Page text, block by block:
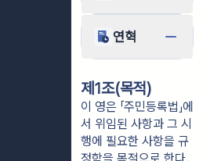
연혁
제1조(목적)
이 영은 「주민등록법」에
서 위임된 사항과 그 시
행에 필요한 사항을 규